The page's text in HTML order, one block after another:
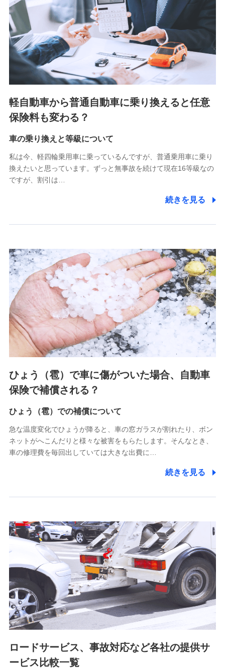
株式会社アシロ少額短期保険 (https://kailash.co.jp/)
SBIいきいき少額短期保険会社 (https://www.i-
sedai.com/)
SBIペット少額短期保険株式会社 (https://www.sbipet-
ssi.co.jp/)
SBIリスタ少額短期保険会社
(https://www.jishin.co.jp/)
スマートプラス少額短期保険株式会社
チューリッヒ少額短期保険株式会社
(https://www.zurichssi.co.jp/)
(https://www.tokiomarine-x.co.jp/)
(https://pshoken.co.jp/)
リトルファミリー少額短期保険株式会社
(https://www.littlefamily-ssi.com/)
郵便、電話、およびＥメール等により、当社と取引のあるも
た維持管理等の委託業務遂行のため、またそれらに付帯、関
連する当社および提携会社のサービスを案内、提供するため
（なお、当社は複数の保険会社と取引があり、取得した個人
情報を取引のある他の保険会社の商品・サービスをご提案す
るために利用させていただくことがあります。）
上記に係る連絡・手続き・管理等付帯業務を行うため
3.セミナー募集サイトから取得した個人情報
各種セミナーの案内、開催のため
上記に係る連絡・手続き・管理等付帯業務を行うため
4.家族・友達紹介にて取得した個人情報
被紹介者への連絡、及び当社と取引のあるもしくは委託を受
けている保険会社・提携会社の保険その他に関する情報を提
供し、金融商品等の契約を勧奨するため
アンケートやキャンペーン等の実施のため
上記に係る連絡・手続き・管理等付帯業務を行うため
5.通話録音にて取得する情報
7.社員（従業者）の個人情報
人事･勤怠･健康・労務等の管理、給与支給、福利厚生・採用
退職関連処理等の各種手続きのため、当社と従業員または従
業員同士の連絡のため
8.取引先個人情報
取引先としての選定業務、営業情報の提供業務、契約締結手
続き業務、取引管理業務、およびこれらに準ずる業務の遂行
のため
9.お問い合わせ情報
各種お問い合わせに対応するため
軽自動車から普通自動車に乗り換えると任意
保険料も変わる？
車の乗り換えと等級について
私は今、軽四輪乗用車に乗っているんですが、普通乗用車に乗り
換えたいと思っています。ずっと無事故を続けて現在16等級なの
ですが、割引は…
続きを見る
ひょう（雹）で車に傷がついた場合、自動車
保険で補償される？
ひょう（雹）での補償について
急な温度変化でひょうが降ると、車の窓ガラスが割れたり、ボン
ネットがへこんだりと様々な被害をもらたします。そんなとき、
車の修理費を毎回出していては大きな出費に…
続きを見る
ロードサービス、事故対応など各社の提供サ
ービス比較一覧